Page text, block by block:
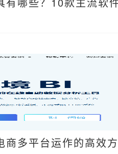
商多平台运作的高效